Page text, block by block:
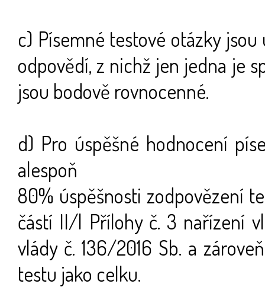
c) Písemné testové otázky
odpovědí, z nichž jen jedna je
jsou bodově rovnocenné.
d) Pro úspěšné hodnocení
alespoň
80% úspěšnosti zodpovězení
částí II/l Přílohy č. 3 nařízení
vlády č. 136/2016 Sb. a
testu jako celku.